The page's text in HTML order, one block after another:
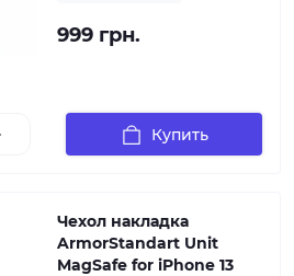
999 грн.
Купить
Чехол накладка
ArmorStandart Unit
MagSafe for iPhone 13